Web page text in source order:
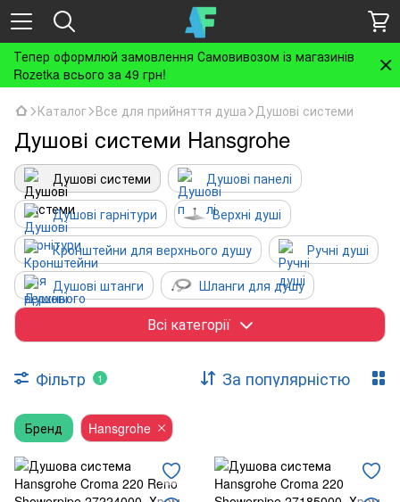
Тепер оформлюй замовлення Самовивозом із магазинів
Rozetka всього за 49 грн!
Каталог Все для прийняття душа Душові системи
Душові системи Hansgrohe
Душові системи
Душові панелі
Душові гарнітури
Верхні душі
Кронштейни для верхнього душу
Ручні душі
Душові штанги
Шланги для душу
Тримачі для душа
Шлангові під'єднання
Всі категорії
Фільтр 1 За популярністю
Бренд Hansgrohe